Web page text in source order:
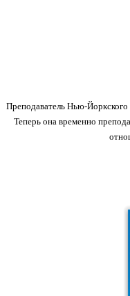
Преподаватель Нью-
Теперь она временно